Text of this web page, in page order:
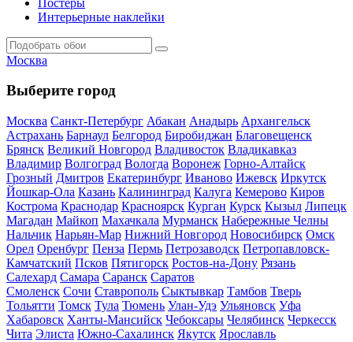
Интерьерные наклейки
Москва
Выберите город
Москва Санкт-Петербург Абакан Анадырь Архангельск
Астрахань Барнаул Белгород Биробиджан Благовещенск
Брянск Великий Новгород Владивосток Владикавказ
Владимир Волгоград Вологда Воронеж Горно-Алтайск
Грозный Дмитров Екатеринбург Иваново Ижевск Иркутск
Йошкар-Ола Казань Калининград Калуга Кемерово Киров
Кострома Краснодар Красноярск Курган Курск Кызыл Липецк
Магадан Майкоп Махачкала Мурманск Набережные Челны
Нальчик Нарьян-Мар Нижний Новгород Новосибирск Омск
Орел Оренбург Пенза Пермь Петрозаводск Петропавловск-
Камчатский Псков Пятигорск Ростов-на-Дону Рязань
Салехард Самара Саранск Саратов
Смоленск Сочи Ставрополь Сыктывкар Тамбов Тверь
Тольятти Томск Тула Тюмень Улан-Удэ Ульяновск Уфа
Хабаровск Ханты-Мансийск Чебоксары Челябинск Черкесск
Чита Элиста Южно-Сахалинск Якутск Ярославль